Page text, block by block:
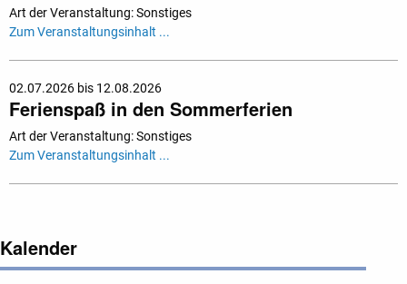
Art der Veranstaltung: Sonstiges
Zum Veranstaltungsinhalt ...
02.07.2026 bis 12.08.2026
Ferienspaß in den Sommerferien
Art der Veranstaltung: Sonstiges
Zum Veranstaltungsinhalt ...
Kalender